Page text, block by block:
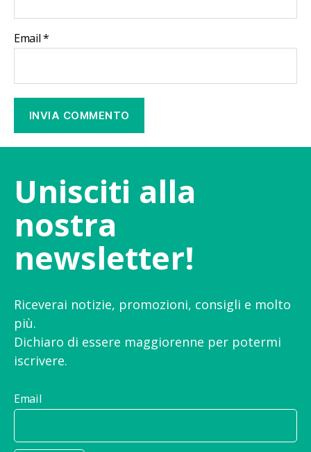
Email*
Unisciti alla
nostra
newsletter!
Riceverai notizie, promozioni, consigli e molto
più.
Dichiaro di essere maggiorenne per potermi
iscrivere.
Email